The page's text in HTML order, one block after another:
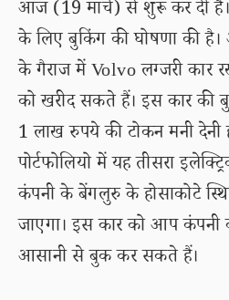
आज (19 मार्च) से शुरू कर दी
के लिए बुकिंग की घोषणा की
के गैराज में Volvo लग्जरी कार
को खरीद सकते हैं। इस कार की
1 लाख रुपये की टोकन मनी देनी
पोर्टफोलियो में यह तीसरा
कंपनी के बेंगलुरु के होसाकोटे
जाएगा। इस कार को आप
आसानी से बुक कर सकते हैं।